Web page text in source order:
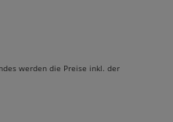
werden die Preise inkl. der